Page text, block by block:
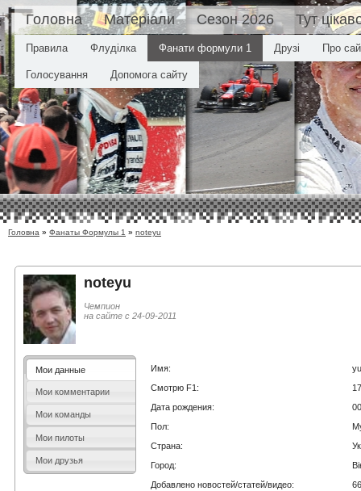
Головна Матеріали Сезон 2026 Тут
Правила Флуділка Фанати формули 1 Друзі Про
Голосування Допомога сайту
Головна » Фанаты Формулы 1 » noteyu
noteyu
Чемпион
на сайте с 24-09-2011
Мои данные
Мои комментарии
Мои команды
Мои пилоты
Мои друзья
Имя:
Смотрю F1:
Дата рождения:
Пол:
Страна:
Город:
Добавлено новостей/статей/видео: